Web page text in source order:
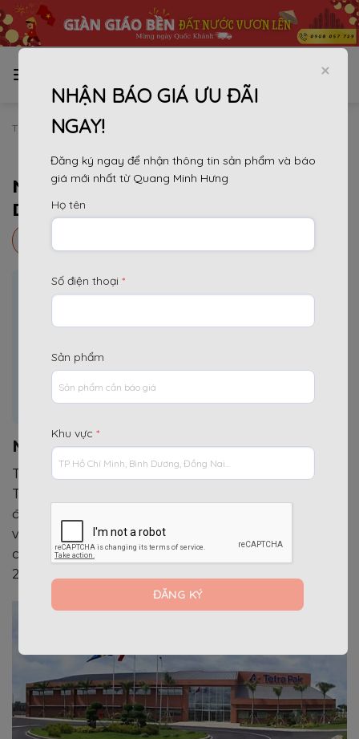
Bỏ
qua
nội
dung
TRANG CHỦ » DỰ ÁN
NHÀ MÁY TETRA PAK – BÌNH
DƯƠNG
Nội dung chính [Ẩn]
Nhà Máy Tetra Pak Bình Dương
Dương
Quang Minh Hưng đối tác cung cấp sắt thép –
TBXD cho Tetra Pak
Nhà Máy Tetra Pak Bình Dương
Tập đoàn Tetra Pak đã đầu tư xây dựng nhà máy
Tetra Pak với tổng mức đầu tư khoảng 2.500 tỷ
đồng, diện tích xây dựng 36.000m2 trên khuôn
viên 100.000m2. Công suất thiết kế cho giai đoạn I
của nhà máy là 12 tỷ bao bì/năm và dự kiến nâng lên
20 tỷ bao bì/năm theo nhu cầu của thị trường.
NHẬN BÁO GIÁ ƯU ĐÃI
NGAY!
Đăng ký ngay để nhận thông tin sản phẩm và báo
giá mới nhất từ Quang Minh Hưng
Họ tên
Số điện thoại *
Sản phẩm
Khu vực *